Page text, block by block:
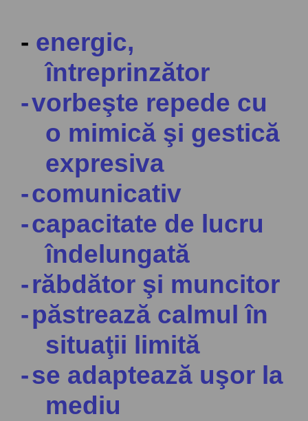
- energic,
întreprinzător
-vorbeşte repede cu
o mimică şi gestică
expresiva
-comunicativ
-capacitate de lucru
îndelungată
-răbdător şi muncitor
-păstrează calmul în
situaţii limită
-se adaptează uşor la
mediu